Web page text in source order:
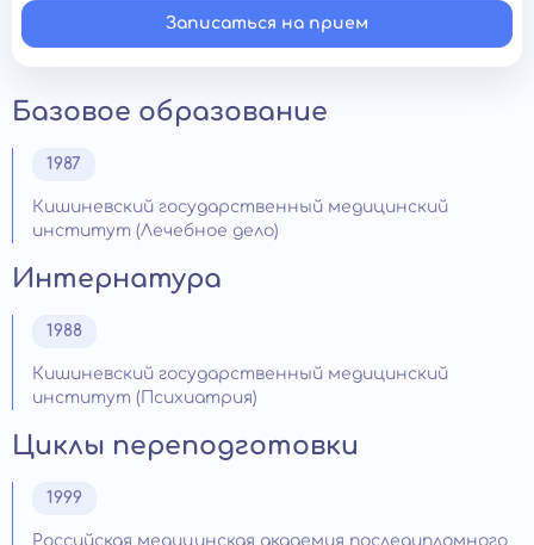
Записаться на прием
Базовое образование
1987
Кишиневский государственный медицинский
институт (Лечебное дело)
Интернатура
1988
Кишиневский государственный медицинский
институт (Психиатрия)
Циклы переподготовки
1999
Российская медицинская академия последипломного